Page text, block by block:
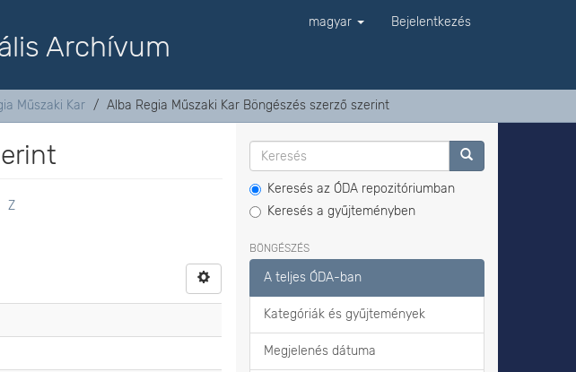
Archívum
magyar Bejelentkezés
Műszaki Kar Alba Regia Műszaki Kar Böngészés szerző szerint
Z
Keresés az ÓDA repozitóriumban
Keresés a gyűjteményben
BÖNGÉSZÉS
A teljes ÓDA-ban
Kategóriák és gyűjtemények
Megjelenés dátuma